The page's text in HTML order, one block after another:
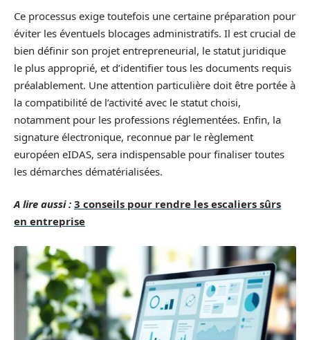
Ce processus exige toutefois une certaine préparation pour
éviter les éventuels blocages administratifs. Il est crucial de
bien définir son projet entrepreneurial, le statut juridique
le plus approprié, et d’identifier tous les documents requis
préalablement. Une attention particulière doit être portée à
la compatibilité de l’activité avec le statut choisi,
notamment pour les professions réglementées. Enfin, la
signature électronique, reconnue par le règlement
européen eIDAS, sera indispensable pour finaliser toutes
les démarches dématérialisées.
A lire aussi : 3 conseils pour rendre les escaliers sûrs
en entreprise